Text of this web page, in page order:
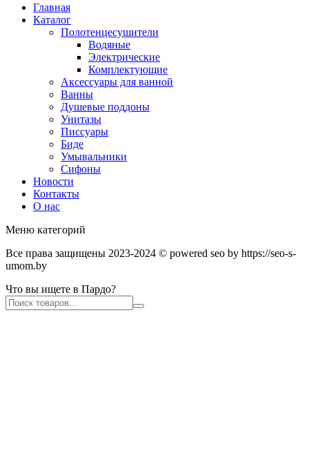
Главная
Каталог
Полотенцесушители
Водяные
Электрические
Комплектующие
Аксессуары для ванной
Ванны
Душевые поддоны
Унитазы
Писсуары
Биде
Умывальники
Сифоны
Новости
Контакты
О нас
Меню категорий
Все права защищены 2023-2024 © powered seo by https://seo-s-
umom.by
Что вы ищете в Пардо?